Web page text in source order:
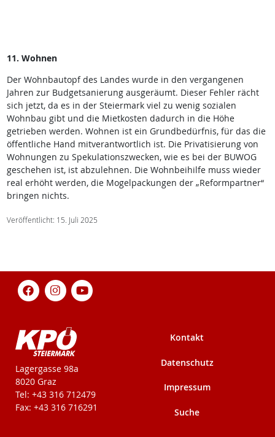
11. Wohnen
Der Wohnbautopf des Landes wurde in den vergangenen
Jahren zur Budgetsanierung ausgeräumt. Dieser Fehler rächt
sich jetzt, da es in der Steiermark viel zu wenig sozialen
Wohnbau gibt und die Mietkosten dadurch in die Höhe
getrieben werden. Wohnen ist ein Grundbedürfnis, für das die
öffentliche Hand mitverantwortlich ist. Die Privatisierung von
Wohnungen zu Spekulationszwecken, wie es bei der BUWOG
geschehen ist, ist abzulehnen. Die Wohnbeihilfe muss wieder
real erhöht werden, die Mogelpackungen der „Reformpartner“
bringen nichts.
Veröffentlicht: 15. Juli 2025
KPÖ-Steiermark
Lagergasse 98a
8020 Graz
Tel: +43 316 712479
Fax: +43 316 716291
Kontakt
Datenschutz
Impressum
Suche